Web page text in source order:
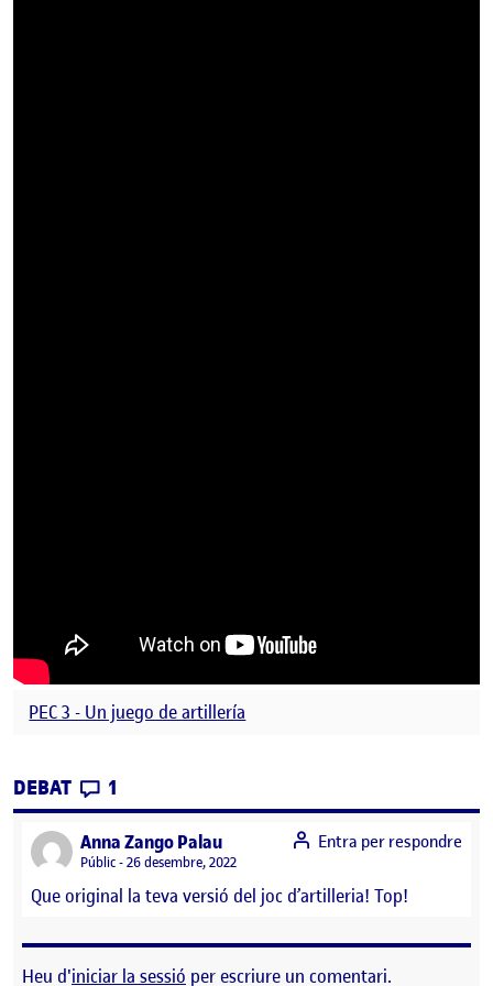
PEC 3 - Un juego de artillería
DEBAT CONTRIBUTIONS
1
Anna Zango Palausays:
Visibilitat:
Públic 26 desembre, 2022
Que original la teva versió del joc d’artilleria! Top!
Entra per respondre
Heu d'iniciar la sessió per escriure un comentari.